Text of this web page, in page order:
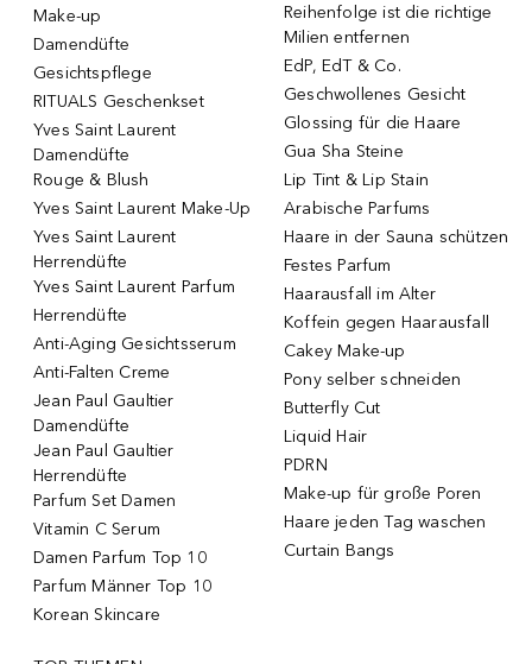
Make-up
Damendüfte
Gesichtspflege
RITUALS Geschenkset
Yves Saint Laurent
Damendüfte
Rouge & Blush
Yves Saint Laurent Make-Up
Yves Saint Laurent
Herrendüfte
Yves Saint Laurent Parfum
Herrendüfte
Anti-Aging Gesichtsserum
Anti-Falten Creme
Jean Paul Gaultier
Damendüfte
Jean Paul Gaultier
Herrendüfte
Parfum Set Damen
Vitamin C Serum
Damen Parfum Top 10
Parfum Männer Top 10
Korean Skincare
Reihenfolge ist die richtige
Milien entfernen
EdP, EdT & Co.
Geschwollenes Gesicht
Glossing für die Haare
Gua Sha Steine
Lip Tint & Lip Stain
Arabische Parfums
Haare in der Sauna schützen
Festes Parfum
Haarausfall im Alter
Koffein gegen Haarausfall
Cakey Make-up
Pony selber schneiden
Butterfly Cut
Liquid Hair
PDRN
Make-up für große Poren
Haare jeden Tag waschen
Curtain Bangs